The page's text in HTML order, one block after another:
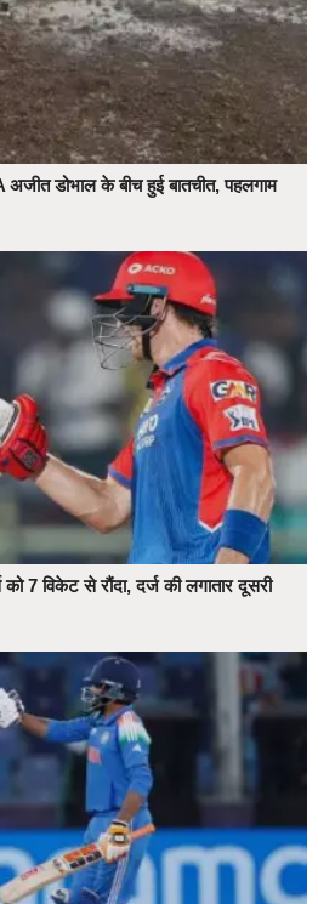
डोभाल के बीच हुई बातचीत, पहलगाम
7 विकेट से रौंदा, दर्ज की लगातार दूसरी